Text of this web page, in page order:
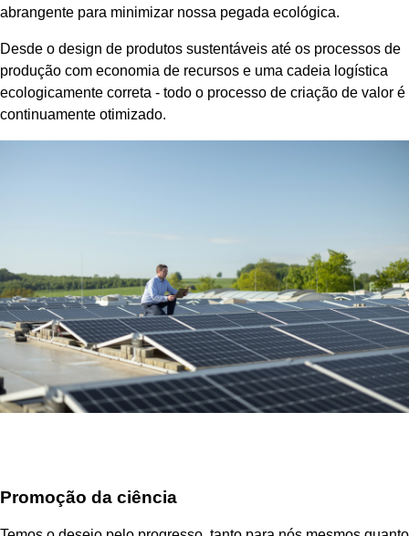
abrangente para minimizar nossa pegada ecológica.
Desde o design de produtos sustentáveis até os processos de
produção com economia de recursos e uma cadeia logística
ecologicamente correta - todo o processo de criação de valor é
continuamente otimizado.
Promoção da ciência